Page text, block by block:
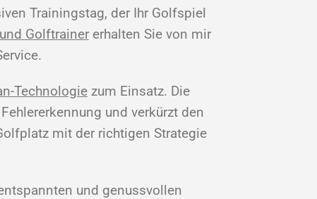
Trainingstag, der Ihr Golfspiel
Golftrainererhalten Sie von mir
Technologie zum Einsatz. Die
und verkürzt den
mit der richtigen Strategie
und genussvollen